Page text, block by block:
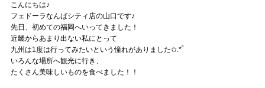
こんにちは♪
フェドーラなんばシティ店の山口です♪
先日、初めての福岡へいってきました！
近畿からあまり出ない私にとって
九州は1度は行ってみたいという憧れがありました✩.*˚
いろんな場所へ観光に行き、
たくさん美味しいものを食べました！！